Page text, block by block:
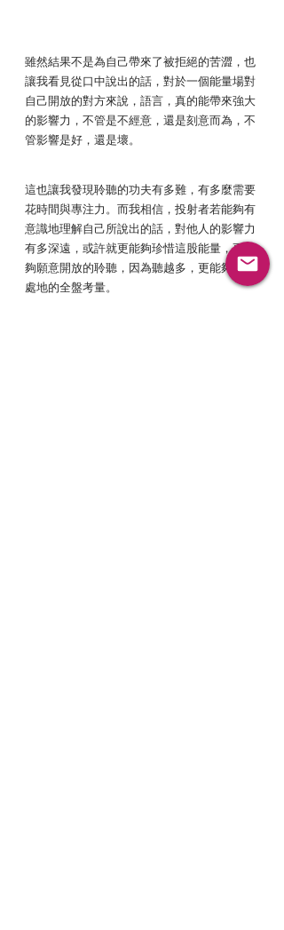
雖然結果不是為自己帶來了被拒絕的苦澀，也
讓我看見從口中說出的話，對於一個能量場對
自己開放的對方來說，語言，真的能帶來強大
的影響力，不管是不經意，還是刻意而為，不
管影響是好，還是壞。
這也讓我發現聆聽的功夫有多難，有多麼需要
花時間與專注力。而我相信，投射者若能夠有
意識地理解自己所說出的話，對他人的影響力
有多深遠，或許就更能夠珍惜這股能量，更能
夠願意開放的聆聽，因為聽越多，更能夠設身
處地的全盤考量。